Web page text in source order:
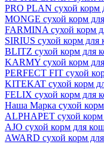
PRO PLAN сухой корм
MONGE сухой корм
FARMINA сухой корм
SIRIUS сухой корм для
BLITZ сухой корм для
KARMY сухой корм
PERFECT FIT сухой
KITEKAT сухой корм
FELIX сухой корм для
Наша Марка сухой
ALPHAPET сухой
AJO сухой корм для
AWARD сухой корм